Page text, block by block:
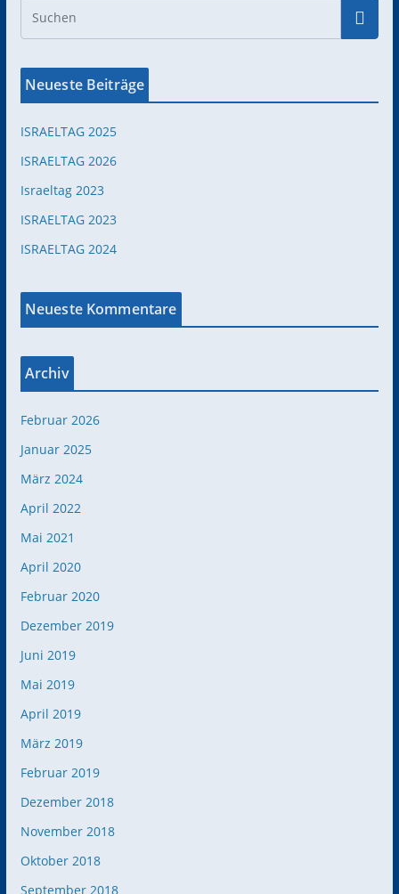
Neueste Beiträge
ISRAELTAG 2025
ISRAELTAG 2026
Israeltag 2023
ISRAELTAG 2023
ISRAELTAG 2024
Neueste Kommentare
Archiv
Februar 2026
Januar 2025
März 2024
April 2022
Mai 2021
April 2020
Februar 2020
Dezember 2019
Juni 2019
Mai 2019
April 2019
März 2019
Februar 2019
Dezember 2018
November 2018
Oktober 2018
September 2018